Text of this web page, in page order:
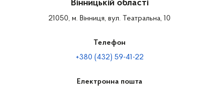
Вінницькій області
21050, м. Вінниця, вул. Театральна, 10
Телефон
+380 (432) 59-41-22
Електронна пошта